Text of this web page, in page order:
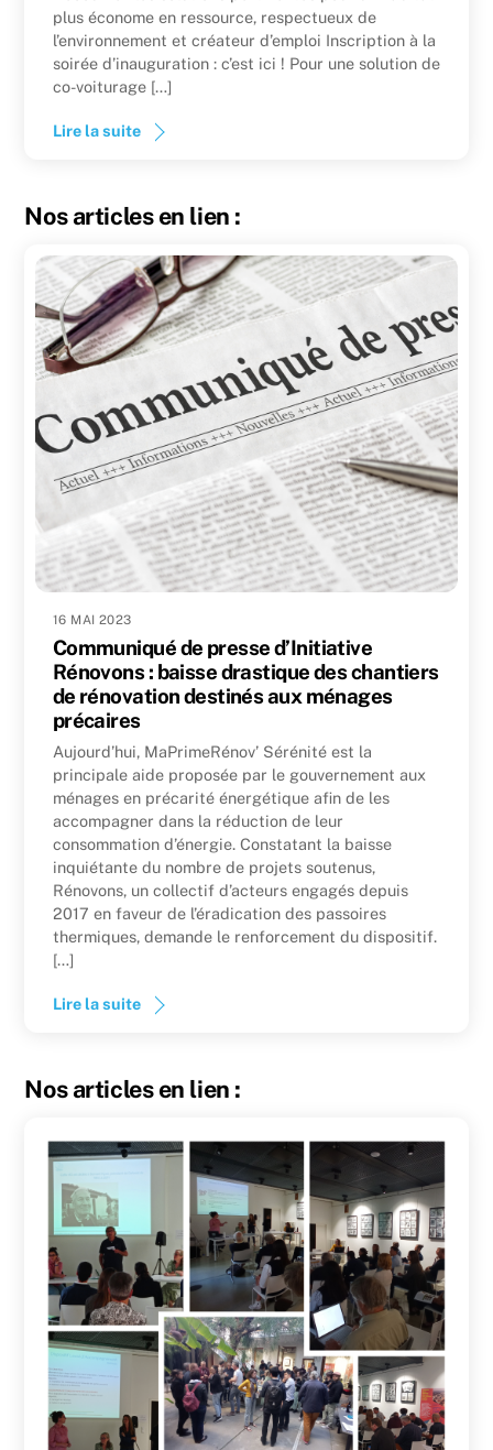
plus économe en ressource, respectueux de
l’environnement et créateur d’emploi Inscription à la
soirée d’inauguration : c’est ici ! Pour une solution de
co-voiturage […]
Lire la suite
Nos articles en lien :
16 MAI 2023
Communiqué de presse d’Initiative
Rénovons : baisse drastique des chantiers
de rénovation destinés aux ménages
précaires
Aujourd’hui, MaPrimeRénov’ Sérénité est la
principale aide proposée par le gouvernement aux
ménages en précarité énergétique afin de les
accompagner dans la réduction de leur
consommation d’énergie. Constatant la baisse
inquiétante du nombre de projets soutenus,
Rénovons, un collectif d’acteurs engagés depuis
2017 en faveur de l’éradication des passoires
thermiques, demande le renforcement du dispositif.
[…]
Lire la suite
Nos articles en lien :